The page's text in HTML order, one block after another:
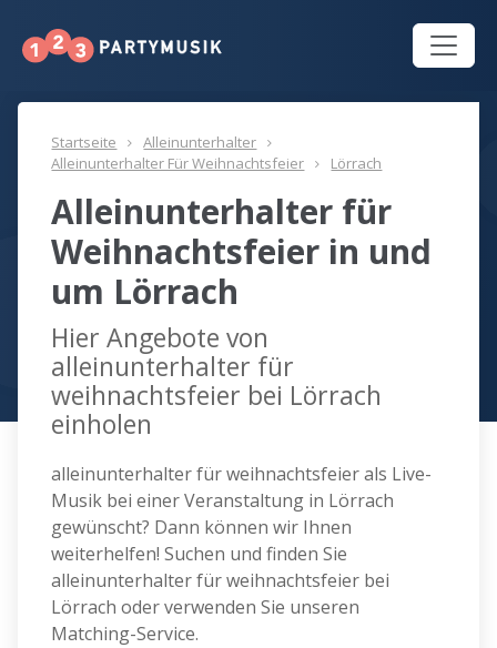
Startseite
Alleinunterhalter
Alleinunterhalter Für Weihnachtsfeier
Lörrach
Alleinunterhalter für
Weihnachtsfeier in und
um Lörrach
Hier Angebote von
alleinunterhalter für
weihnachtsfeier bei Lörrach
einholen
alleinunterhalter für weihnachtsfeier als Live-
Musik bei einer Veranstaltung in Lörrach
gewünscht? Dann können wir Ihnen
weiterhelfen! Suchen und finden Sie
alleinunterhalter für weihnachtsfeier bei
Lörrach oder verwenden Sie unseren
Matching-Service.